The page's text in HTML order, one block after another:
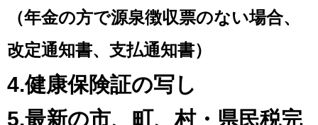
（年金の方で源泉徴収票のない場合、
改定通知書、支払通知書）
4.健康保険証の写し
5.最新の市、町、村・県民税完